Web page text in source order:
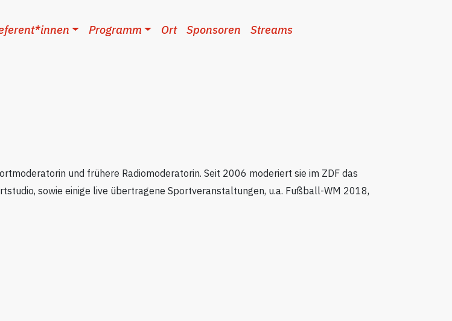
Programm Ort Sponsoren Streams
und frühere Radiomoderatorin. Seit 2006 moderiert sie im ZDF das
sowie einige live übertragene Sportveranstaltungen, u.a. Fußball-WM 2018,